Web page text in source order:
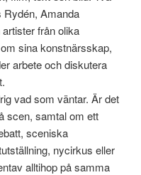
Rydén, Amanda
från olika
sina konstnärsskap,
arbete och diskutera
vad som väntar. Är det
scen, samtal om ett
sceniska
nycirkus eller
alltihop på samma